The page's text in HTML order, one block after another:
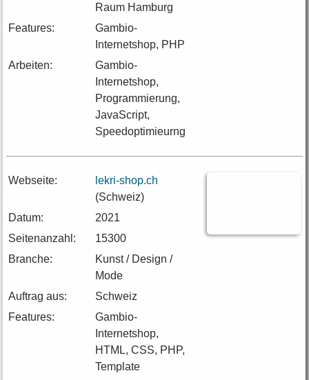
Raum Hamburg
Features:
Gambio-
Internetshop, PHP
Arbeiten:
Gambio-
Internetshop,
Programmierung,
JavaScript,
Speedoptimieurng
Webseite:
lekri-shop.ch
(Schweiz)
Datum:
2021
Seitenanzahl:
15300
Branche:
Kunst / Design /
Mode
Auftrag aus:
Schweiz
Features:
Gambio-
Internetshop,
HTML, CSS, PHP,
Template